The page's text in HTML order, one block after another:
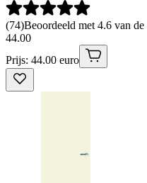
(74)Beoordeeld met 4.6 van
44.00
Prijs: 44.00 euro